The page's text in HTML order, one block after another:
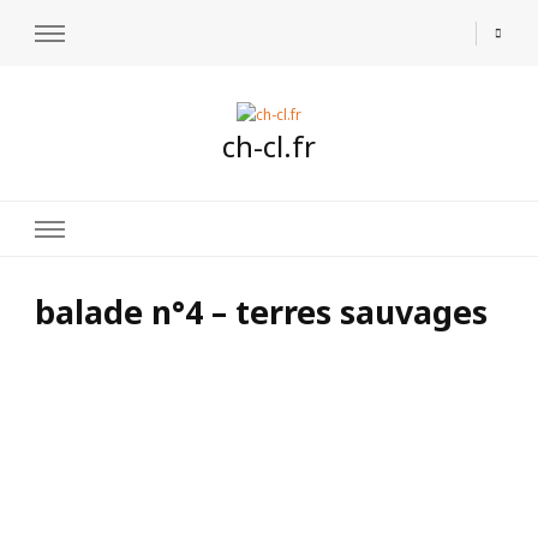
ch-cl.fr
balade n°4 – terres sauvages